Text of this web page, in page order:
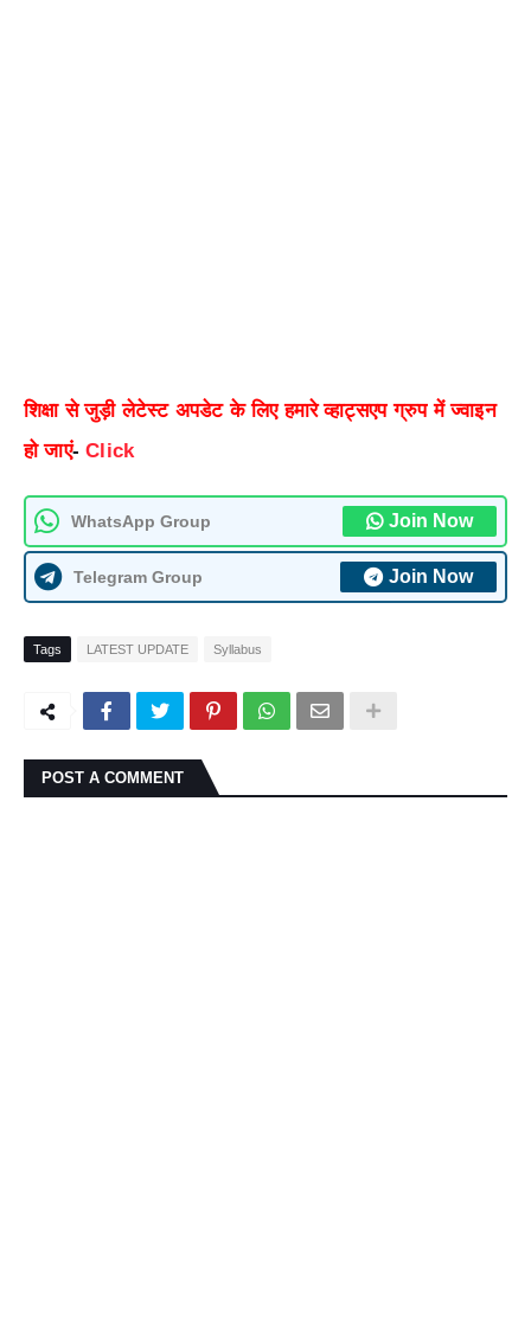
शिक्षा से जुड़ी लेटेस्ट अपडेट के लिए हमारे व्हाट्सएप ग्रुप में ज्वाइन
हो जाएं-Click
WhatsApp Group Join Now
Telegram Group Join Now
Tags LATEST UPDATE Syllabus
POST A COMMENT